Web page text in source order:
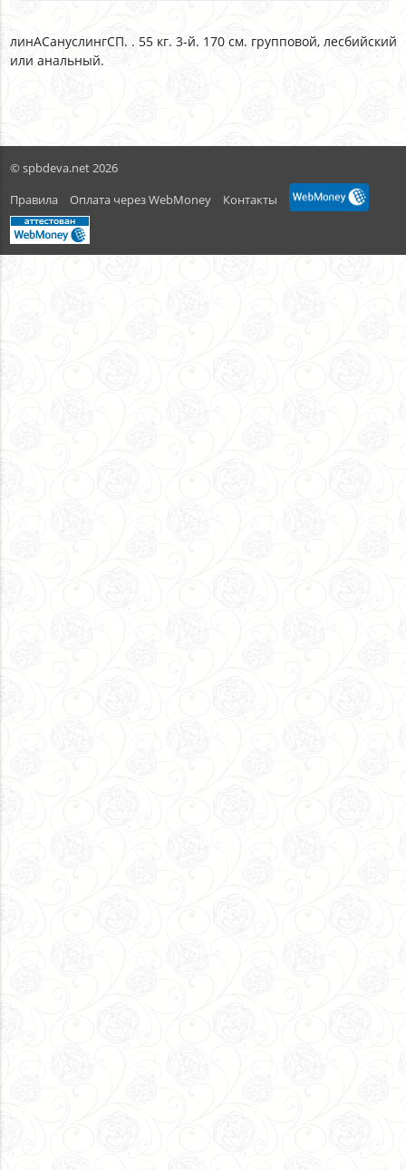
линАСануслингСП. . 55 кг. 3-й. 170 см. групповой, лесбийский
или анальный.
© spbdeva.net 2026
Правила
Оплата через WebMoney Контакты